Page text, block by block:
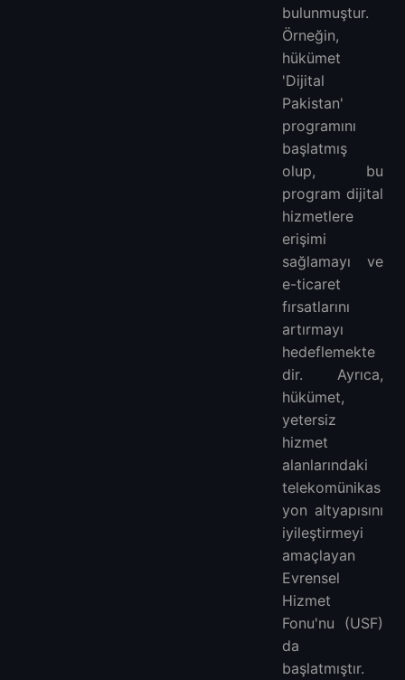
bulunmuştur.
Örneğin,
hükümet
'Dijital
Pakistan'
programını
başlatmış
olup, bu
program dijital
hizmetlere
erişimi
sağlamayı ve
e-ticaret
fırsatlarını
artırmayı
hedeflemekte
dir. Ayrıca,
hükümet,
yetersiz
hizmet
alanlarındaki
telekomünikas
yon altyapısını
iyileştirmeyi
amaçlayan
Evrensel
Hizmet
Fonu'nu (USF)
da
başlatmıştır.